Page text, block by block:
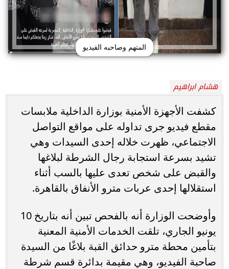
المتهم وصاحبه الفيديو
هشام ابراهيم
كشفت الأجهزة الأمنية بوزارة الداخلية ملابسات
مقطع فيديو جرى تداوله على مواقع التواصل
الاجتماعي، ظهرت خلاله إحدى السيدات وهي
تشيد بسرعة استجابة رجال الشرطة لبلاغها
والقبض على شخص تعدى عليها بالسب أثناء
استقلالها إحدى عربات مترو الأنفاق بالقاهرة.
وأوضحت الوزارة أنه بالفحص تبين أنه بتاريخ 10
يونيو الجاري، تلقت الخدمات الأمنية المعنية
بتأمين محطة مترو حدائق القبة بلاغًا من السيدة
صاحبة الفيديو، وهي مقيمة بدائرة قسم شرطة